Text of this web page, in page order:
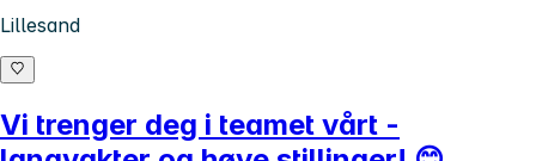
Lillesand
Vi trenger deg i teamet vårt -